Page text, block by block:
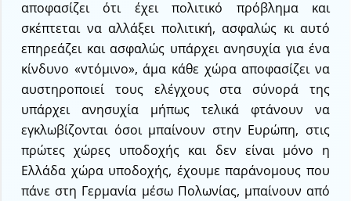
αποφασίζει ότι έχει πολιτικό πρόβλημα και
σκέπτεται να αλλάξει πολιτική, ασφαλώς κι αυτό
επηρεάζει και ασφαλώς υπάρχει ανησυχία για ένα
κίνδυνο «ντόμινο», άμα κάθε χώρα αποφασίζει να
αυστηροποιεί τους ελέγχους στα σύνορά της
υπάρχει ανησυχία μήπως τελικά φτάνουν να
εγκλωβίζονται όσοι μπαίνουν στην Ευρώπη, στις
πρώτες χώρες υποδοχής και δεν είναι μόνο η
Ελλάδα χώρα υποδοχής, έχουμε παράνομους που
πάνε στη Γερμανία μέσω Πολωνίας, μπαίνουν από